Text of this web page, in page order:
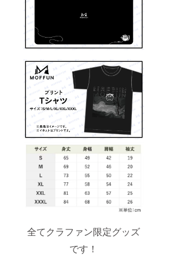
全てクラファン限定グッズ
です！